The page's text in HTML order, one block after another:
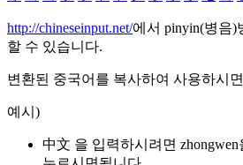
http://chineseinput.net/에서 pinyin(병음)
할 수 있습니다.
변환된 중국어를 복사하여 사용하시
예시)
中文 을 입력하시려면 zhongwen